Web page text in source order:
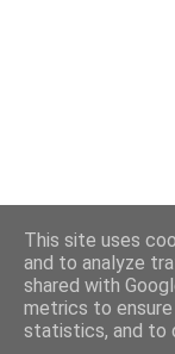
This site uses
and to analyze
shared with
metrics to
statistics, and to